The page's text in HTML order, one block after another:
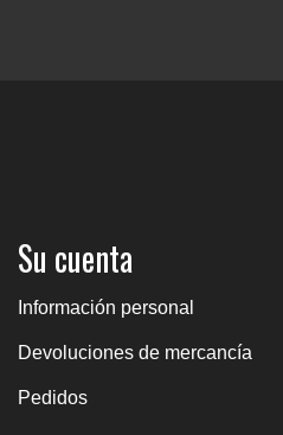
Su cuenta
Información personal
Devoluciones de mercancía
Pedidos